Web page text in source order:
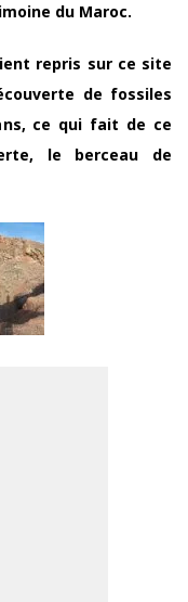
du Maroc.
repris sur ce site
de fossiles
ce qui fait de ce
le berceau de